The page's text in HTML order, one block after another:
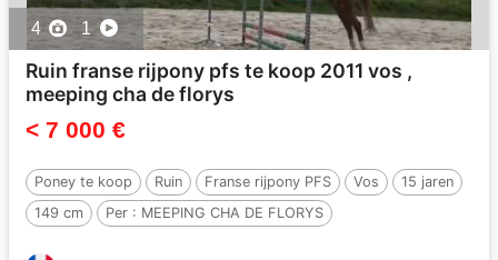
4 1
Ruin franse rijpony pfs te koop 2011 vos ,
meeping cha de florys
< 7 000 €
Poney te koop Ruin Franse rijpony PFS Vos
15 jaren
149 cm
Per : MEEPING CHA DE FLORYS